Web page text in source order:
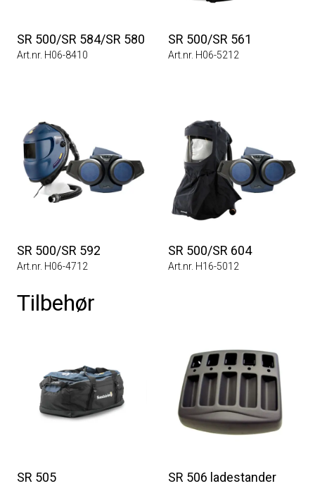
SR 500/SR 584/SR 580
Art.nr. H06-8410
SR 500/SR 561
Art.nr. H06-5212
SR 500/SR 592
Art.nr. H06-4712
SR 500/SR 604
Art.nr. H16-5012
Tilbehør
SR 505
SR 506 ladestander